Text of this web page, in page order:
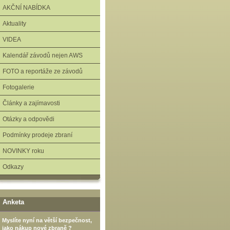
AKČNÍ NABÍDKA
Aktuality
VIDEA
Kalendář závodů nejen AWS
FOTO a reportáže ze závodů
Fotogalerie
Články a zajímavosti
Otázky a odpovědi
Podmínky prodeje zbraní
NOVINKY roku
Odkazy
Anketa
Myslíte nyní na větší bezpečnost,
jako nákup nové zbraně ?